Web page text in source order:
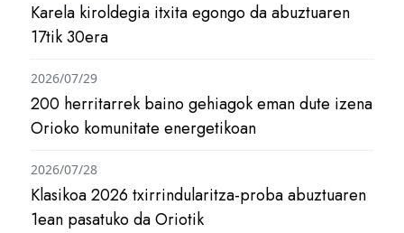
Karela kiroldegia itxita egongo da abuztuaren
17tik 30era
200 herritarrek baino gehiagok eman dute izena
Orioko komunitate energetikoan
2026/07/29
Klasikoa 2026 txirrindularitza-proba abuztuaren
1ean pasatuko da Oriotik
2026/07/28